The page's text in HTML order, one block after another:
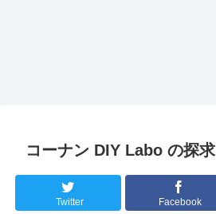
コーナン DIY Labo の探求
Twitter Facebook